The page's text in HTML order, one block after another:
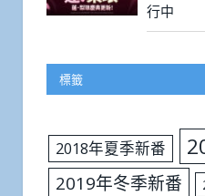
行中
標籤
2018年夏季新番
2019年冬季新番